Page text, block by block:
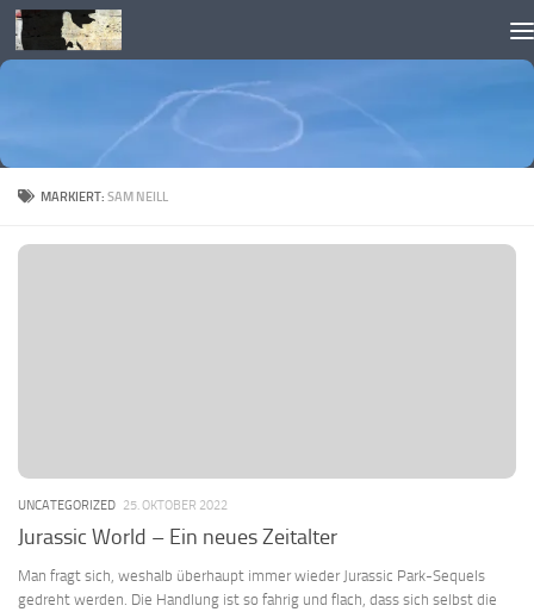
Skip to content
MARKIERT:SAM NEILL
UNCATEGORIZED 25. OKTOBER 2022
Jurassic World – Ein neues Zeitalter
Man fragt sich, weshalb überhaupt immer wieder Jurassic Park-Sequels
gedreht werden. Die Handlung ist so fahrig und flach, dass sich selbst die